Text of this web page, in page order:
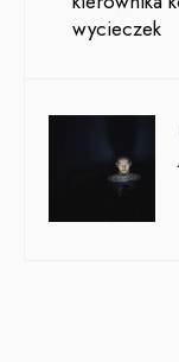
wycieczek